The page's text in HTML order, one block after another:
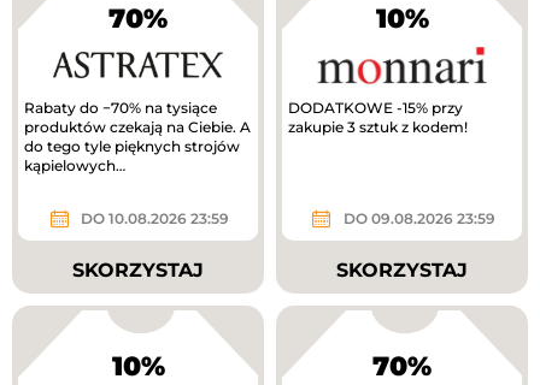
70%
Rabaty do −70% na tysiące
produktów czekają na Ciebie. A
do tego tyle pięknych strojów
kąpielowych…
DO 10.08.2026 23:59
SKORZYSTAJ
10%
DODATKOWE -15% przy
zakupie 3 sztuk z kodem!
DO 09.08.2026 23:59
SKORZYSTAJ
10% 70%